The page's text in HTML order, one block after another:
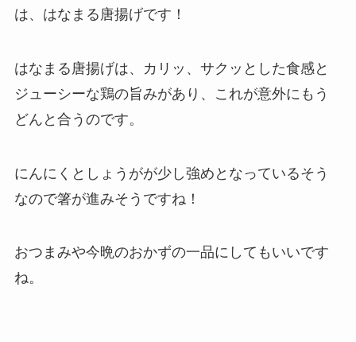
は、はなまる唐揚げです！
はなまる唐揚げは、カリッ、サクッとした食感と
ジューシーな鶏の旨みがあり、これが意外にもう
どんと合うのです。
にんにくとしょうがが少し強めとなっているそう
なので箸が進みそうですね！
おつまみや今晩のおかずの一品にしてもいいです
ね。